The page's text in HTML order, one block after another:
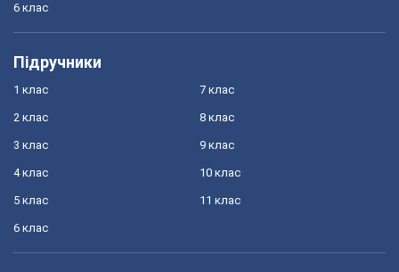
6 клас
Підручники
1 клас
2 клас
3 клас
4 клас
5 клас
6 клас
7 клас
8 клас
9 клас
10 клас
11 клас